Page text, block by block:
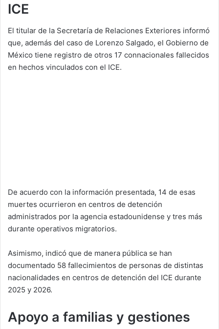
ICE
El titular de la Secretaría de Relaciones Exteriores informó
que, además del caso de Lorenzo Salgado, el Gobierno de
México tiene registro de otros 17 connacionales fallecidos
en hechos vinculados con el ICE.
De acuerdo con la información presentada, 14 de esas
muertes ocurrieron en centros de detención
administrados por la agencia estadounidense y tres más
durante operativos migratorios.
Asimismo, indicó que de manera pública se han
documentado 58 fallecimientos de personas de distintas
nacionalidades en centros de detención del ICE durante
2025 y 2026.
Apoyo a familias y gestiones